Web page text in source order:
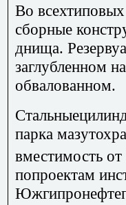
Во
сборные
днища.
заглубленном
обвалованном.
парка
вместимость
попроектам